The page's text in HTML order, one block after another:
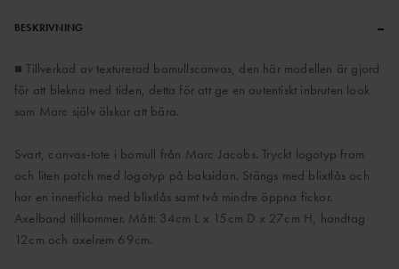
BESKRIVNING –
■ Tillverkad av texturerad bomullscanvas, den här modellen är gjord
för att blekna med tiden, detta för att ge en autentiskt inbruten look
som Marc själv älskar att bära.
Svart, canvas-tote i bomull från Marc Jacobs. Tryckt logotyp fram
och liten patch med logotyp på baksidan. Stängs med blixtlås och
har en innerficka med blixtlås samt två mindre öppna fickor.
Axelband tillkommer. Mått: 34cm L x 15cm D x 27cm H, handtag
12cm och axelrem 69cm.